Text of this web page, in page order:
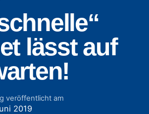
lässt auf
veröffentlicht am
2019